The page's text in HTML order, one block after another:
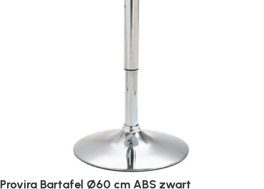
Provira Bartafel Ø60 cm ABS zwart